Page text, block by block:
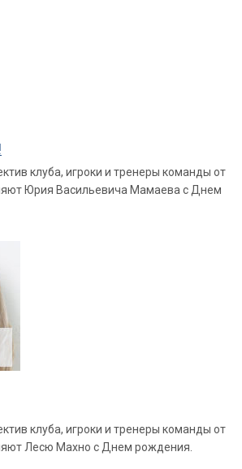
клуба, игроки и тренеры команды от
Юрия Васильевича Мамаева с Днем
клуба, игроки и тренеры команды от
Лесю Махно с Днем рождения.